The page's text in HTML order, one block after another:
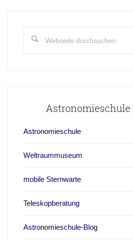
durchsuchen
Astronomieschule
Astronomieschule
Weltraummuseum
mobile Sternwarte
Teleskopberatung
Astronomieschule-Blog